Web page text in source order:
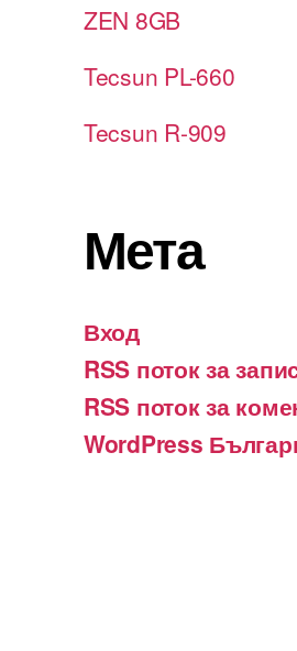
ZEN 8GB
Tecsun PL-660
Tecsun R-909
Мета
Вход
RSS поток за
RSS поток за
WordPress